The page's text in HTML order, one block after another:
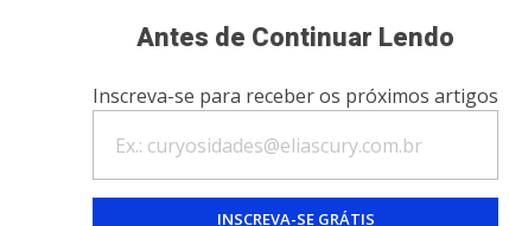
Antes de Continuar Lendo
Inscreva-se para receber os próximos artigos